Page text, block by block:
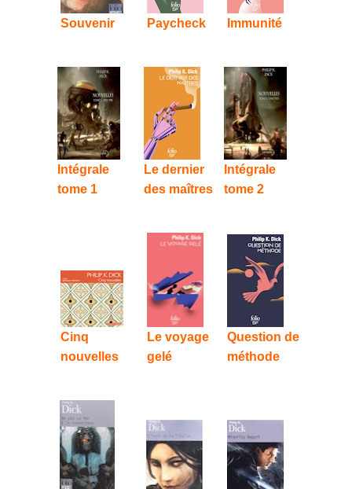
Souvenir Paycheck Immunité
Intégrale
tome 1
Le dernier
des maîtres
Intégrale
tome 2
Cinq
nouvelles
Le voyage
gelé
Question de
méthode